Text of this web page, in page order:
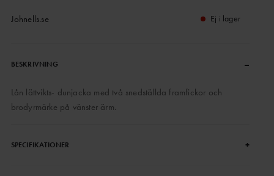
Johnells.se Ej i lager
BESKRIVNING –
Lån lättvikts- dunjacka med två snedställda framfickor och
brodyrmärke på vänster ärm.
SPECIFIKATIONER +